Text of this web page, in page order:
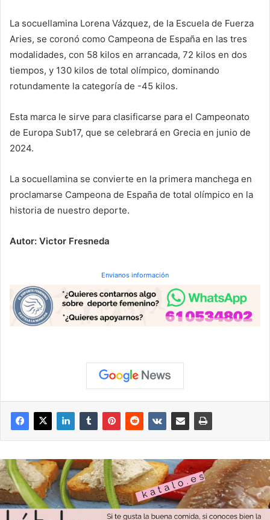
La socuellamina Lorena Vázquez, de la Escuela de Fuerza
Aries, se coronó como Campeona de España en las tres
modalidades, con 58 kilos en arrancada, 72 kilos en dos
tiempos, y 130 kilos de total olímpico, dominando
rotundamente la categoría de -45 kilos.
Esta marca le sirve para clasificarse para el Campeonato
de Europa Sub17, que se celebrará en Grecia en junio de
2024.
La socuellamina se convierte en la primera manchega en
proclamarse Campeona de España de total olímpico en la
historia de nuestro deporte.
Autor: Victor Fresneda
Envianos información